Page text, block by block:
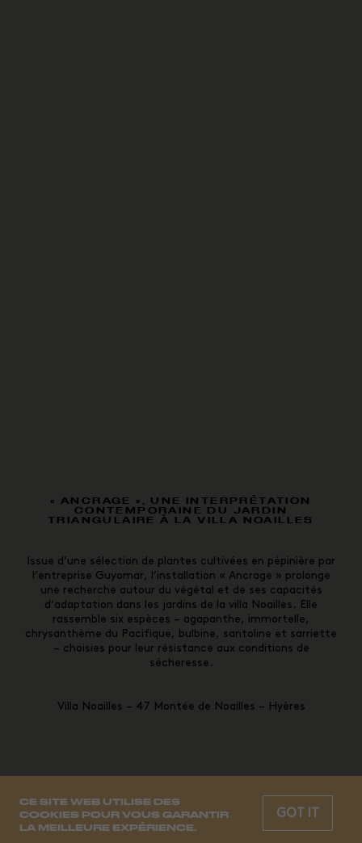
CE SITE WEB UTILISE DES
COOKIES POUR VOUS GARANTIR
LA MEILLEURE EXPÉRIENCE.
GOT IT
« ANCRAGE », UNE INTERPRÉTATION
CONTEMPORAINE DU JARDIN
TRIANGULAIRE À LA VILLA NOAILLES
Issue d’une sélection de plantes cultivées en pépinière par
l’entreprise Guyomar, l’installation « Ancrage » prolonge
une recherche autour du végétal et de ses capacités
d’adaptation dans les jardins de la villa Noailles. Elle
rassemble six espèces – agapanthe, immortelle,
chrysanthème du Pacifique, bulbine, santoline et sarriette
– choisies pour leur résistance aux conditions de
sécheresse.
Villa Noailles – 47 Montée de Noailles – Hyères